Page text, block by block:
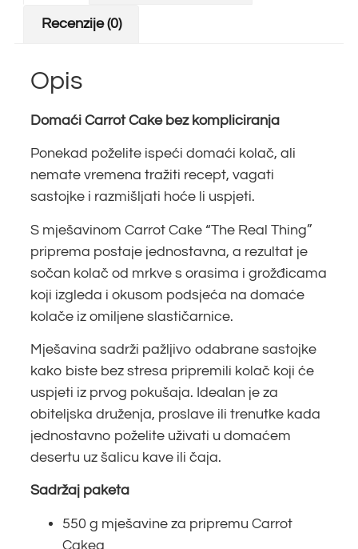
Recenzije (0)
Opis
Domaći Carrot Cake bez kompliciranja
Ponekad poželite ispeći domaći kolač, ali
nemate vremena tražiti recept, vagati
sastojke i razmišljati hoće li uspjeti.
S mješavinom Carrot Cake “The Real Thing”
priprema postaje jednostavna, a rezultat je
sočan kolač od mrkve s orasima i grožđicama
koji izgleda i okusom podsjeća na domaće
kolače iz omiljene slastičarnice.
Mješavina sadrži pažljivo odabrane sastojke
kako biste bez stresa pripremili kolač koji će
uspjeti iz prvog pokušaja. Idealan je za
obiteljska druženja, proslave ili trenutke kada
jednostavno poželite uživati u domaćem
desertu uz šalicu kave ili čaja.
Sadržaj paketa
550 g mješavine za pripremu Carrot
Cakea